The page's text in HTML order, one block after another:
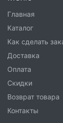
Главная
Каталог
Как сделать
Доставка
Оплата
Скидки
Возврат товара
Контакты